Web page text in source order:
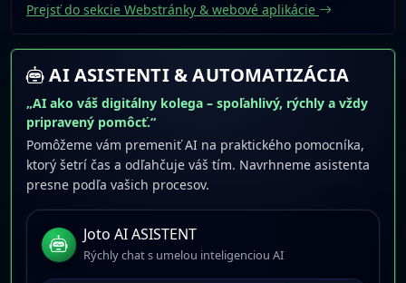
Prejsť do sekcie Webstránky & webové aplikácie
AI ASISTENTI & AUTOMATIZÁCIA
„AI ako váš digitálny kolega – spoľahlivý, rýchly a vždy
pripravený pomôcť.“
Pomôžeme vám premeniť AI na praktického pomocníka,
ktorý šetrí čas a odľahčuje váš tím. Navrhneme asistenta
presne podľa vašich procesov.
Joto AI ASISTENT
Rýchly chat s umelou inteligenciou AI